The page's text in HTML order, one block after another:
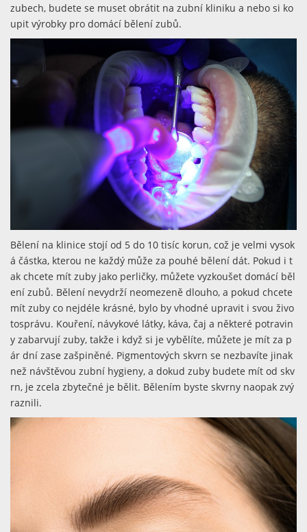
zubech, budete se muset obrátit na zubní kliniku a nebo si ko
upit výrobky pro domácí bělení zubů.
Bělení na klinice stojí od 5 do 10 tisíc korun, což je velmi vysok
á částka, kterou ne každý může za pouhé bělení dát. Pokud i t
ak chcete mít zuby jako perličky, můžete vyzkoušet domácí běl
ení zubů. Bělení nevydrží neomezeně dlouho, a pokud chcete
mít zuby co nejdéle krásné, bylo by vhodné upravit i svou živo
tosprávu. Kouření, návykové látky, káva, čaj a některé potravin
y zabarvují zuby, takže i když si je vybělíte, můžete je mít za p
ár dní zase zašpiněné. Pigmentových skvrn se nezbavíte jinak
než návštěvou zubní hygieny, a dokud zuby budete mít od skv
rn, je zcela zbytečné je bělit. Bělením byste skvrny naopak zvý
raznili.